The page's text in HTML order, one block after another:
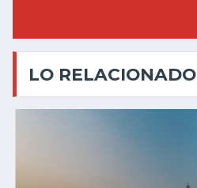
LO RELACIONADO